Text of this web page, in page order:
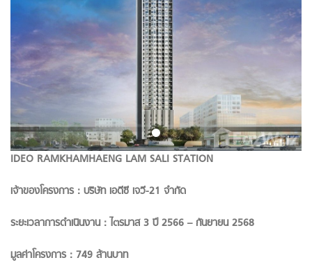
IDEO RAMKHAMHAENG LAM SALI STATION
เจ้าของโครงการ : บริษัท เอดีซี เจวี-21 จำกัด
ระยะเวลาการดำเนินงาน : ไตรมาส 3 ปี 2566 – กันยายน 2568
มูลค่าโครงการ : 749 ล้านบาท